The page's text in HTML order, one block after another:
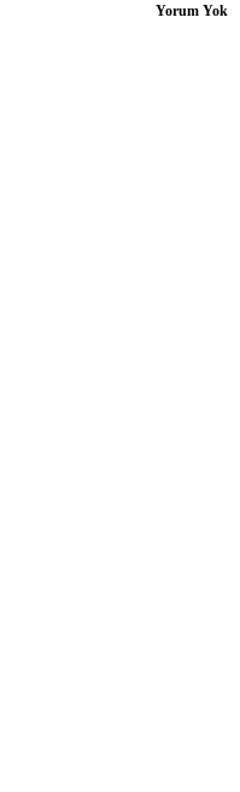
Yorum Yok